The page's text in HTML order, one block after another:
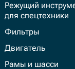
Режущий
для спецтехники
Фильтры
Двигатель
Рамы и шасси